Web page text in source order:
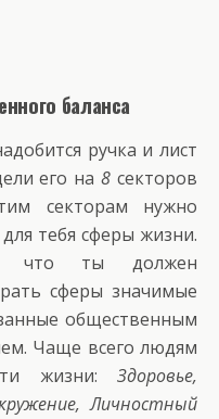
баланса
ручка и лист
его на8 секторов
секторам нужно
тебя сферы жизни.
что ты должен
сферы значимые
общественным
Чаще всего людям
жизни: Здоровье,
Личностный